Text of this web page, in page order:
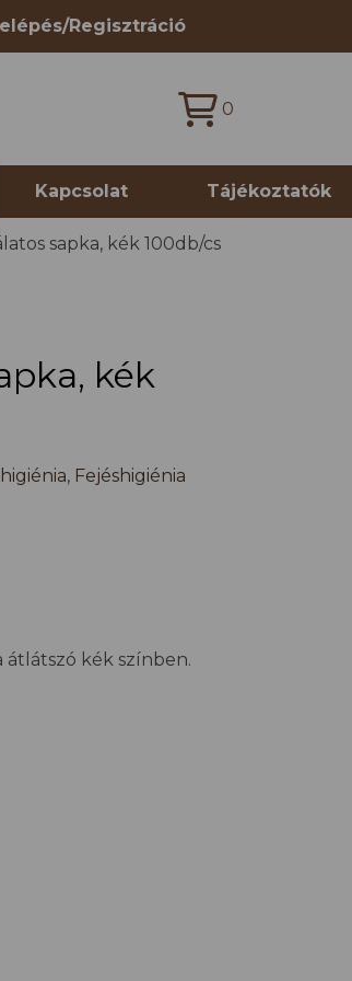
Regisztráció
0
Kapcsolat Tájékoztatók
sapka, kék 100db/cs
kék
, Fejéshigiénia
átlátszó kék színben.